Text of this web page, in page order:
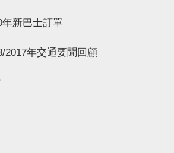
年新巴士訂單
2017年交通要聞回顧